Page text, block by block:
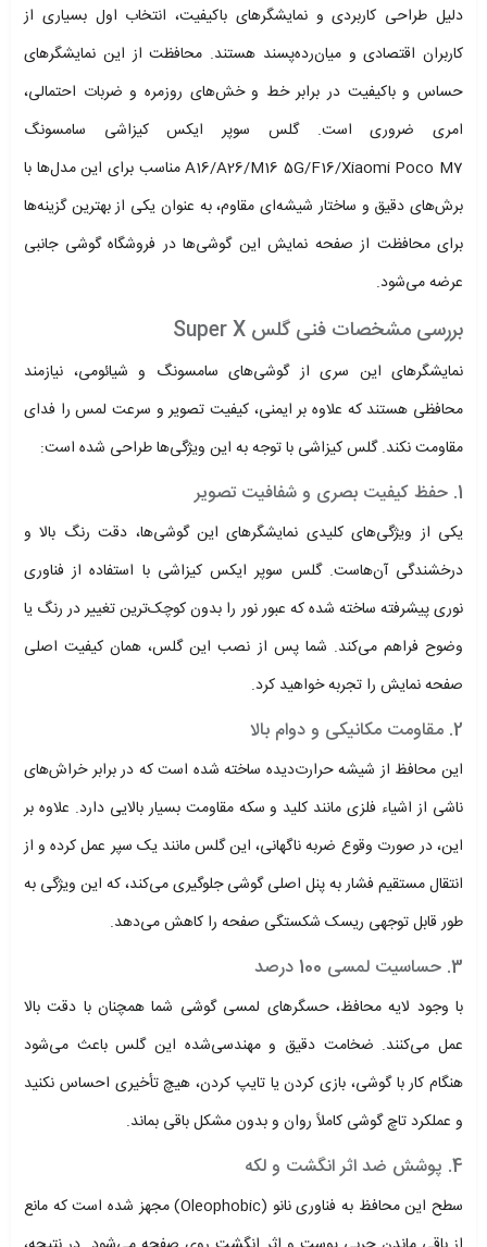
دلیل طراحی کاربردی و نمایشگرهای باکیفیت، انتخاب اول بسیاری از
کاربران اقتصادی و میان‌رده‌پسند هستند. محافظت از این نمایشگرهای
حساس و باکیفیت در برابر خط و خش‌های روزمره و ضربات احتمالی،
امری ضروری است. گلس سوپر ایکس کیزاشی سامسونگ
A16/A26/M16 5G/F16/Xiaomi Poco M7 مناسب برای این مدل‌ها با
برش‌های دقیق و ساختار شیشه‌ای مقاوم، به عنوان یکی از بهترین گزینه‌ها
برای محافظت از صفحه نمایش این گوشی‌ها در فروشگاه گوشی جانبی
عرضه می‌شود.
بررسی مشخصات فنی گلس Super X
نمایشگرهای این سری از گوشی‌های سامسونگ و شیائومی، نیازمند
محافظی هستند که علاوه بر ایمنی، کیفیت تصویر و سرعت لمس را فدای
مقاومت نکند. گلس کیزاشی با توجه به این ویژگی‌ها طراحی شده است:
1. حفظ کیفیت بصری و شفافیت تصویر
یکی از ویژگی‌های کلیدی نمایشگرهای این گوشی‌ها، دقت رنگ بالا و
درخشندگی آن‌هاست. گلس سوپر ایکس کیزاشی با استفاده از فناوری
نوری پیشرفته ساخته شده که عبور نور را بدون کوچک‌ترین تغییر در رنگ یا
وضوح فراهم می‌کند. شما پس از نصب این گلس، همان کیفیت اصلی
صفحه نمایش را تجربه خواهید کرد.
2. مقاومت مکانیکی و دوام بالا
این محافظ از شیشه حرارت‌دیده ساخته شده است که در برابر خراش‌های
ناشی از اشیاء فلزی مانند کلید و سکه مقاومت بسیار بالایی دارد. علاوه بر
این، در صورت وقوع ضربه ناگهانی، این گلس مانند یک سپر عمل کرده و از
انتقال مستقیم فشار به پنل اصلی گوشی جلوگیری می‌کند، که این ویژگی به
طور قابل توجهی ریسک شکستگی صفحه را کاهش می‌دهد.
3. حساسیت لمسی 100 درصد
با وجود لایه محافظ، حسگرهای لمسی گوشی شما همچنان با دقت بالا
عمل می‌کنند. ضخامت دقیق و مهندسی‌شده این گلس باعث می‌شود
هنگام کار با گوشی، بازی کردن یا تایپ کردن، هیچ تأخیری احساس نکنید
و عملکرد تاچ گوشی کاملاً روان و بدون مشکل باقی بماند.
4. پوشش ضد اثر انگشت و لکه
سطح این محافظ به فناوری نانو (Oleophobic) مجهز شده است که مانع